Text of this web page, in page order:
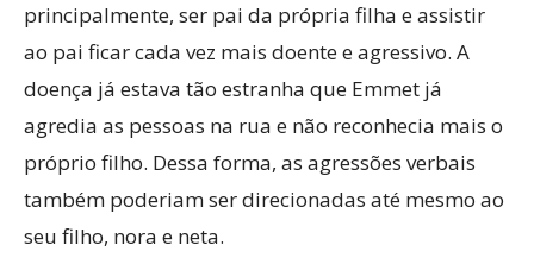
principalmente, ser pai da própria filha e assistir
ao pai ficar cada vez mais doente e agressivo. A
doença já estava tão estranha que Emmet já
agredia as pessoas na rua e não reconhecia mais o
próprio filho. Dessa forma, as agressões verbais
também poderiam ser direcionadas até mesmo ao
seu filho, nora e neta.